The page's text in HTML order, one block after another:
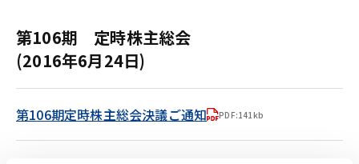
第106期 定時株主総会
(2016年6月24日)
第106期定時株主総会決議ご通知 PDF:141kb